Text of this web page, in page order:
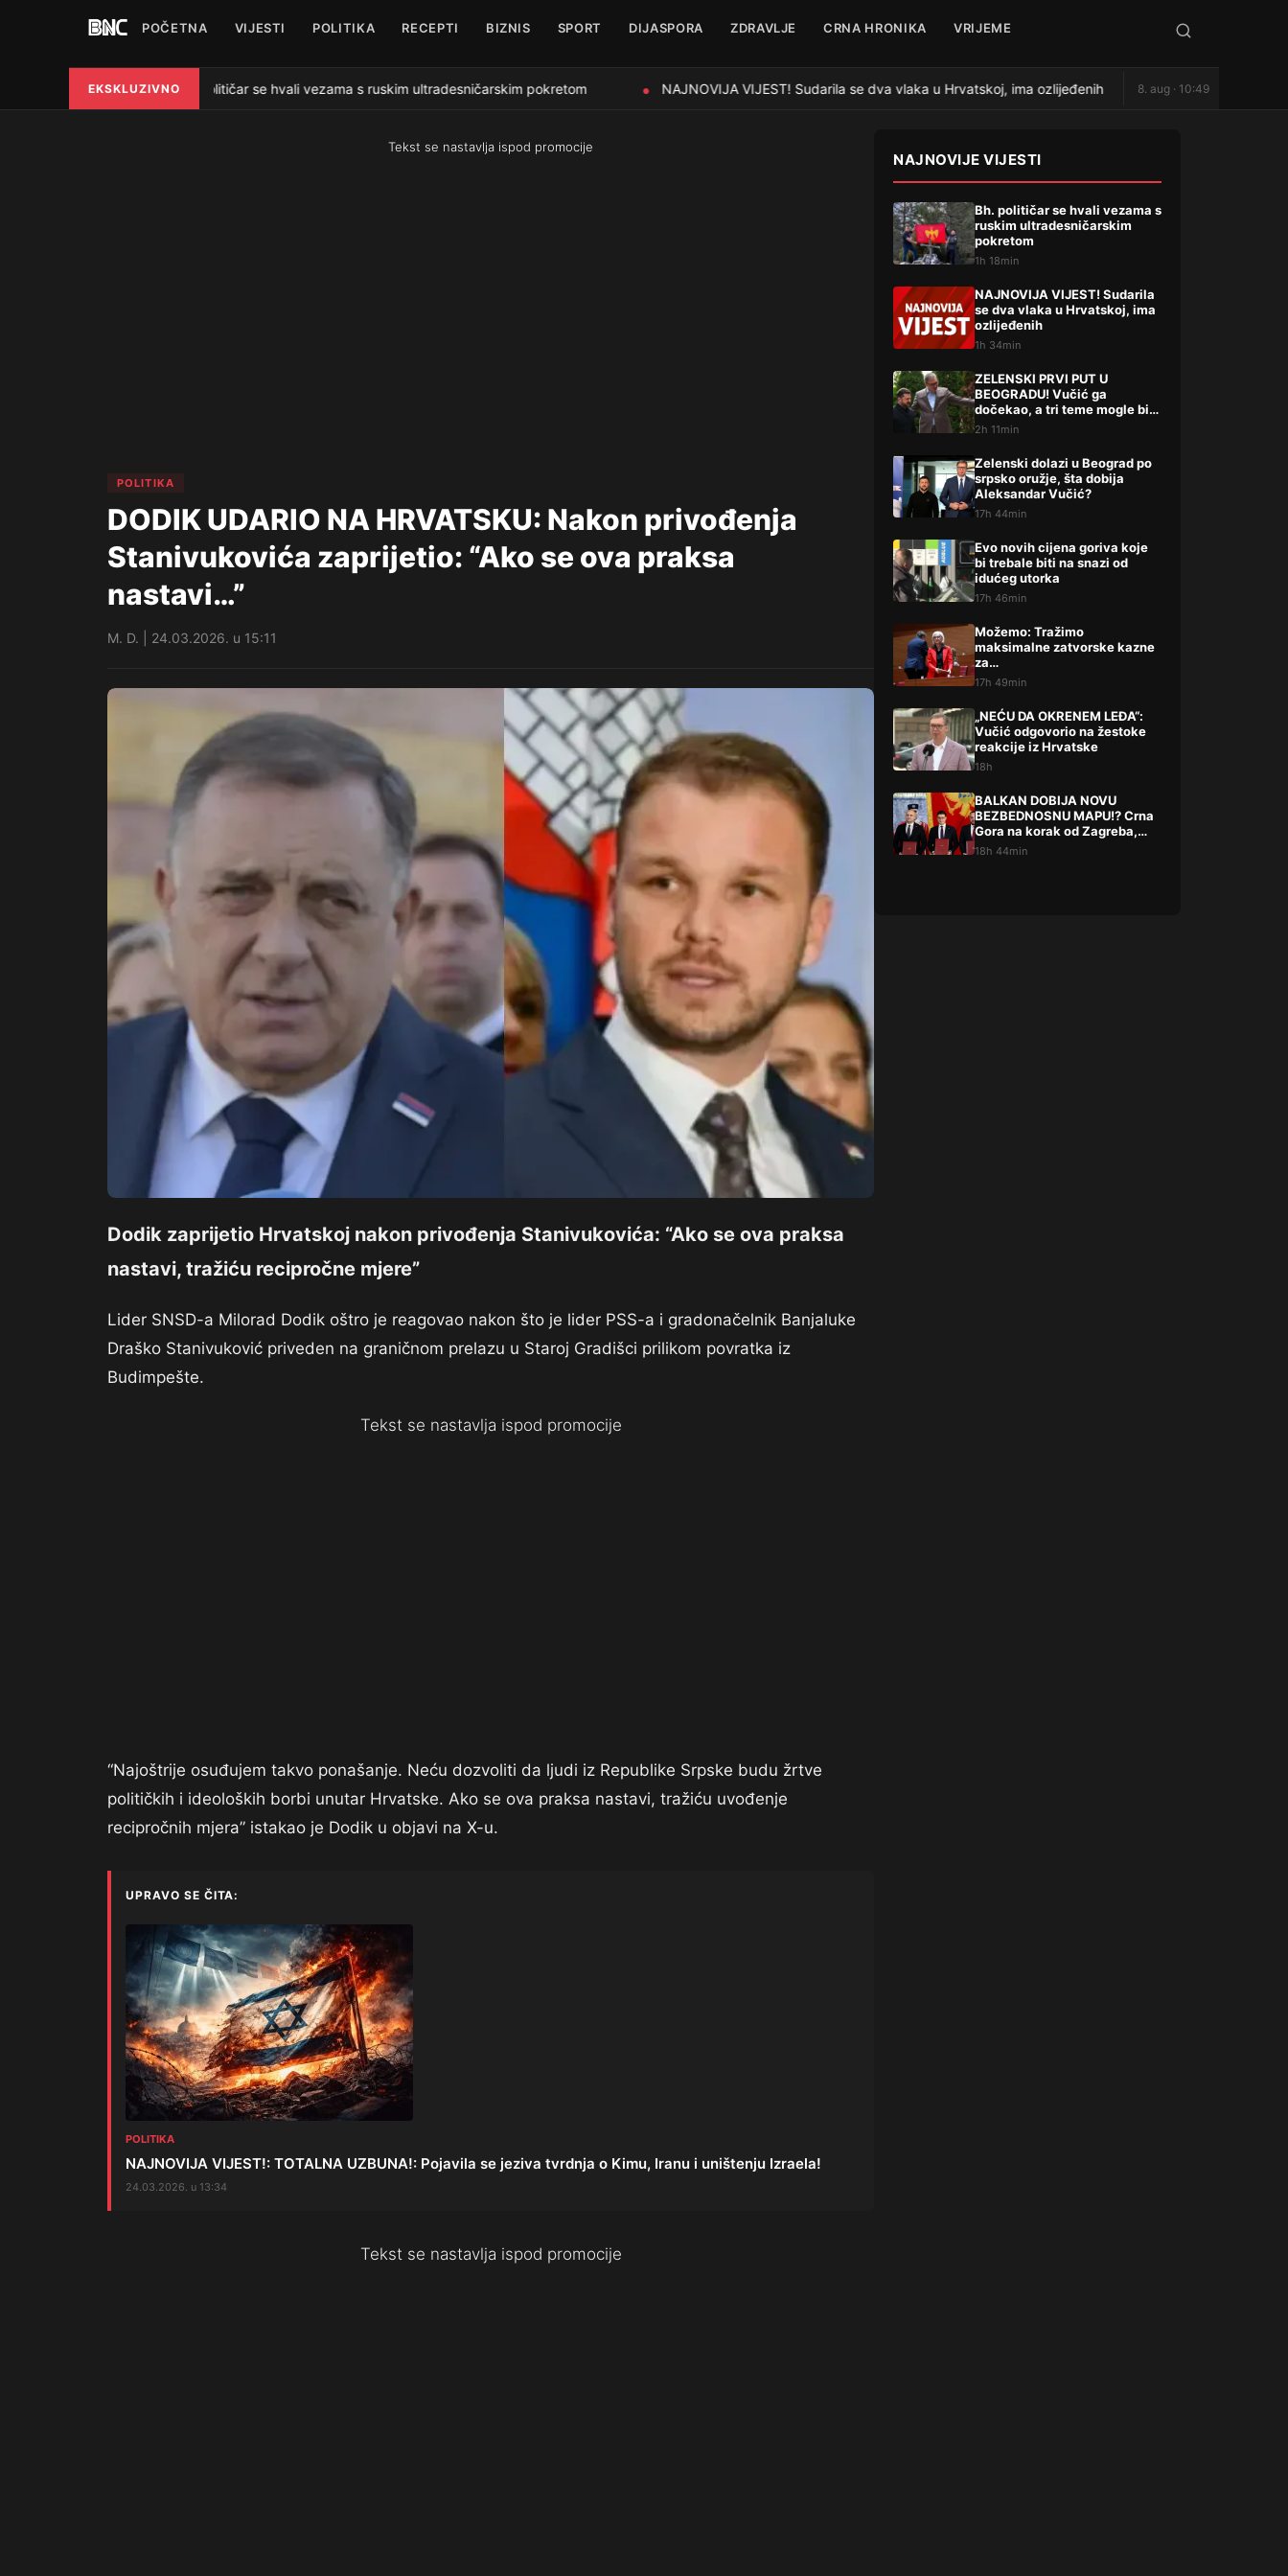
POČETNA VIJESTI POLITIKA RECEPTI BIZNIS SPORT DIJASPORA ZDRAVLJE CRNA HRONIKA VRIJEME
EKSKLUZIVNO
● Bh. političar se hvali vezama s ruskim ultradesničarskim pokretom NAJNOVIJA VIJEST! Sudarila se dva vlaka u Hrvatskoj, ima ozlijeđenih ● ZELENSKI PRVI
8. aug · 10:49
Tekst se nastavlja ispod promocije
POLITIKA
DODIK UDARIO NA HRVATSKU: Nakon privođenja
Stanivukovića zaprijetio: “Ako se ova praksa
nastavi…”
M. D. | 24.03.2026. u 15:11
Dodik zaprijetio Hrvatskoj nakon privođenja Stanivukovića: “Ako se ova praksa
nastavi, tražiću recipročne mjere”
Lider SNSD-a Milorad Dodik oštro je reagovao nakon što je lider PSS-a i gradonačelnik Banjaluke
Draško Stanivuković priveden na graničnom prelazu u Staroj Gradišci prilikom povratka iz
Budimpešte.
Tekst se nastavlja ispod promocije
“Najoštrije osuđujem takvo ponašanje. Neću dozvoliti da ljudi iz Republike Srpske budu žrtve
političkih i ideoloških borbi unutar Hrvatske. Ako se ova praksa nastavi, tražiću uvođenje
recipročnih mjera” istakao je Dodik u objavi na X-u.
UPRAVO SE ČITA:
POLITIKA
NAJNOVIJA VIJEST!: TOTALNA UZBUNA!: Pojavila se jeziva tvrdnja o Kimu, Iranu i uništenju Izraela!
24.03.2026. u 13:34
Tekst se nastavlja ispod promocije
NAJNOVIJE VIJESTI
Bh. političar se hvali vezama s
ruskim ultradesničarskim
pokretom
1h 18min
NAJNOVIJA VIJEST! Sudarila
se dva vlaka u Hrvatskoj, ima
ozlijeđenih
1h 34min
ZELENSKI PRVI PUT U
BEOGRADU! Vučić ga
dočekao, a tri teme mogle bi
da promene mnogo toga
2h 11min
Zelenski dolazi u Beograd po
srpsko oružje, šta dobija
Aleksandar Vučić?
17h 44min
Evo novih cijena goriva koje
bi trebale biti na snazi od
idućeg utorka
17h 46min
Možemo: Tražimo
maksimalne zatvorske kazne
za…
17h 49min
„NEĆU DA OKRENEM LEĐA“:
Vučić odgovorio na žestoke
reakcije iz Hrvatske
18h
BALKAN DOBIJA NOVU
BEZBEDNOSNU MAPU!? Crna
Gora na korak od Zagreba,
Tirane i Prištine – detalji koji
18h 44min